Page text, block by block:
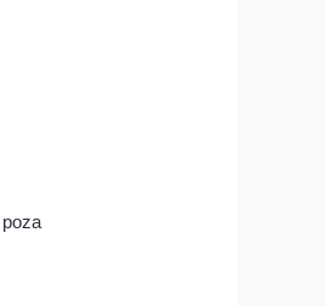
poza